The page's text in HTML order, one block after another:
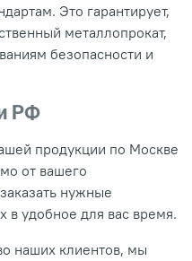
Это гарантирует,
металлопрокат,
безопасности и
РФ
продукции по Москве
от вашего
нужные
в удобное для вас время.
наших клиентов, мы